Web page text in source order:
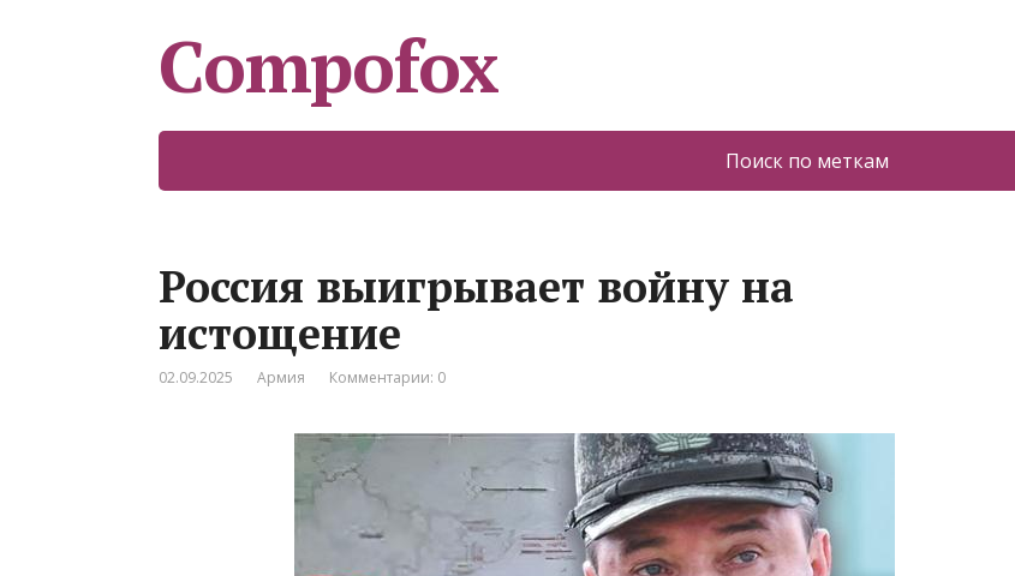
Compofox
Поиск по меткам
Россия выигрывает войну на
истощение
02.09.2025 Армия Комментарии: 0